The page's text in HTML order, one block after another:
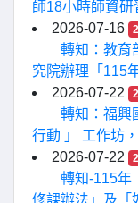
師18小時師資研
2026-07-16
轉知：教育
究院辦理「115
2026-07-22
轉知：福興
行動 」 工作坊
2026-07-22
轉知-115年
修課辦法」及「